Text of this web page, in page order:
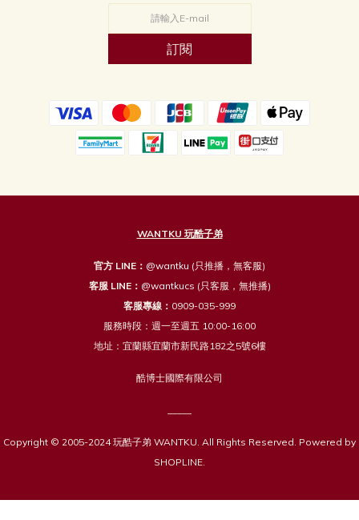
訂閱
WANTKU 玩酷子弟
官方 LINE： @wantku (只推播，無客服)
客服 LINE： @wantkucs (只客服，無推播)
客服專線： 0909-035-999
服務時段：週一至週五 10:00-16:00
地址：宜蘭縣宜蘭市新民路182之5號6樓
酷博士國際有限公司
Copyright © 2005-2024 玩酷子弟 WANTKU. All Rights Reserved. Powered by
SHOPLINE.